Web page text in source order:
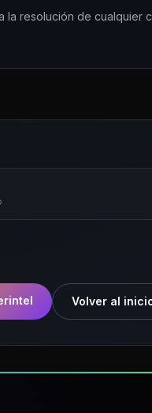
la resolución de cualquier
Volver al